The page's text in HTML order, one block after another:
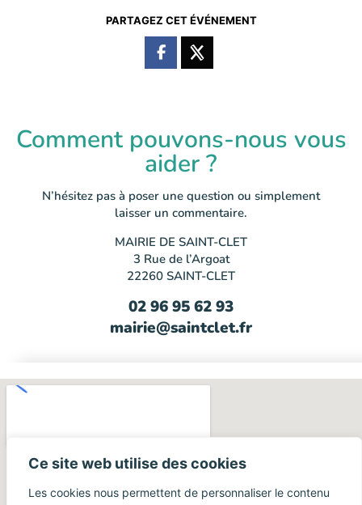
Ce site web utilise des cookies
Les cookies nous permettent de personnaliser le contenu
PARTAGEZ CET ÉVÉNEMENT
Comment pouvons-nous vous
aider ?
N’hésitez pas à poser une question ou simplement
laisser un commentaire.
MAIRIE DE SAINT-CLET
3 Rue de l’Argoat
22260 SAINT-CLET
02 96 95 62 93
mairie@saintclet.fr